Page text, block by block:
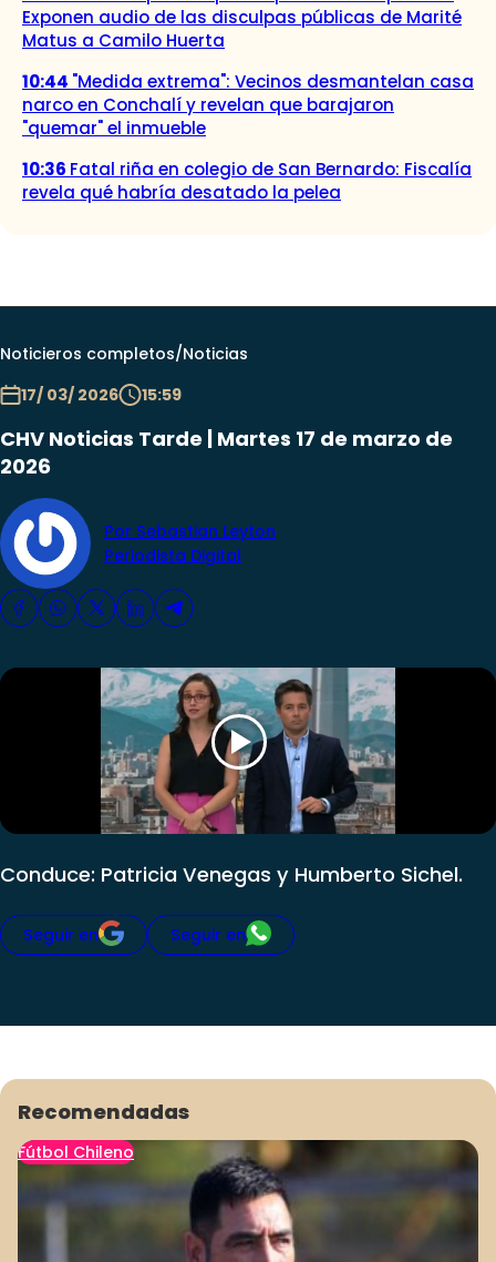
Exponen audio de las disculpas públicas de Marité
Matus a Camilo Huerta
10:44 "Medida extrema": Vecinos desmantelan casa
narco en Conchalí y revelan que barajaron
"quemar" el inmueble
10:36 Fatal riña en colegio de San Bernardo: Fiscalía
revela qué habría desatado la pelea
Noticieros completos/Noticias
17/ 03/ 2026
15:59
CHV Noticias Tarde | Martes 17 de marzo de
2026
Por Sebastian Leyton
Periodista Digital
Conduce: Patricia Venegas y Humberto Sichel.
Seguir en Seguir en
Recomendadas
Fútbol Chileno